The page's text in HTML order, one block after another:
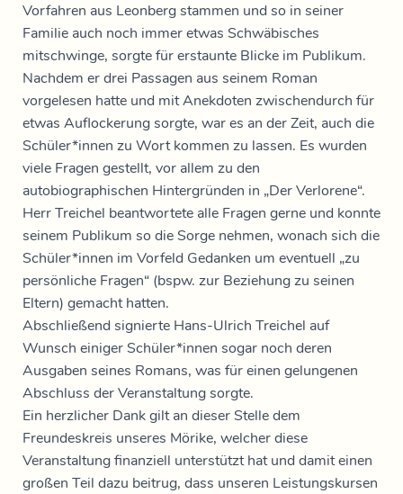
Vorfahren aus Leonberg stammen und so in seiner
Familie auch noch immer etwas Schwäbisches
mitschwinge, sorgte für erstaunte Blicke im Publikum.
Nachdem er drei Passagen aus seinem Roman
vorgelesen hatte und mit Anekdoten zwischendurch für
etwas Auflockerung sorgte, war es an der Zeit, auch die
Schüler*innen zu Wort kommen zu lassen. Es wurden
viele Fragen gestellt, vor allem zu den
autobiographischen Hintergründen in „Der Verlorene“.
Herr Treichel beantwortete alle Fragen gerne und konnte
seinem Publikum so die Sorge nehmen, wonach sich die
Schüler*innen im Vorfeld Gedanken um eventuell „zu
persönliche Fragen“ (bspw. zur Beziehung zu seinen
Eltern) gemacht hatten.
Abschließend signierte Hans-Ulrich Treichel auf
Wunsch einiger Schüler*innen sogar noch deren
Ausgaben seines Romans, was für einen gelungenen
Abschluss der Veranstaltung sorgte.
Ein herzlicher Dank gilt an dieser Stelle dem
Freundeskreis unseres Mörike, welcher diese
Veranstaltung finanziell unterstützt hat und damit einen
großen Teil dazu beitrug, dass unseren Leistungskursen